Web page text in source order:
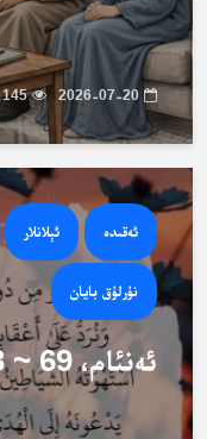
2026-07-20 145 قېتىم كۆرۈلدى
ئەقىدە ئېلانلار
نۇرلۇق بايان
ئەنئام، 69 ~ 73 – ئايەتلەرنىڭ...